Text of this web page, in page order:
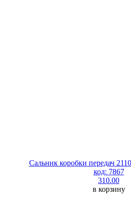
Сальник коробки передач
код: 7867
310.00
в корзину